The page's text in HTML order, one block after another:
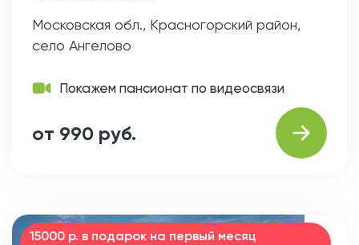
Московская обл., Красногорский район,
село Ангелово
Покажем пансионат по видеосвязи
от 990 руб.
15000 р. в подарок на первый месяц